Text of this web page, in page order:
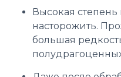
Высокая
насторожить.
большая